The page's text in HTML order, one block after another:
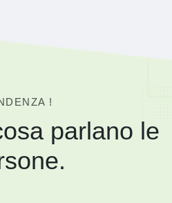
!
parlano le